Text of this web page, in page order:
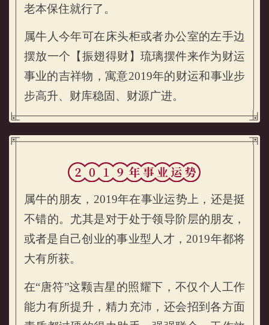
老本保住就行了。
属牛人今年可在床头柜或者办公室的左手边
摆放一个【振翅得财】琉璃摆件来作为财运
事业的吉祥物，寓意2019年的财运和事业步
步高升、财库稳固、财源广进。
属牛的人2019年事业运势
属牛的朋友，2019年在事业运势上，还是挺
不错的。尤其是对于处于领导阶层的朋友，
或者是自己创业的事业型人才，2019年都将
大有所获。
在“唐符”这颗吉星的照耀下，不仅个人工作
能力有所提升，精力充沛，还会招到各方面